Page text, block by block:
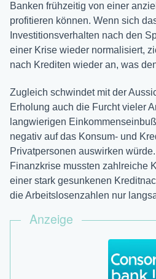
Banken frühzeitig von einer
profitieren können. Wenn sich
Investitionsverhalten nach den
einer Krise wieder normalisiert,
nach Krediten wieder an, was
Zugleich schwindet mit der
Erholung auch die Furcht vieler
langwierigen
negativ auf das Konsum- und
Privatpersonen auswirken
Finanzkrise mussten zahlreiche
einer stark gesunkenen
die Arbeitslosenzahlen nur
Anzeige